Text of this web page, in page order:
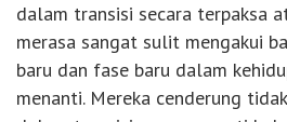
dalam transisi secara terpaksa
merasa sangat sulit mengakui
baru dan fase baru dalam
menanti. Mereka cenderung